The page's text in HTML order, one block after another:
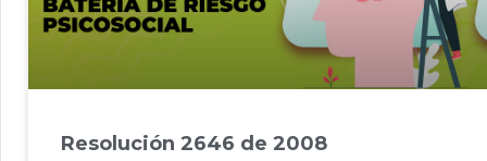
Resolución 2646 de 2008